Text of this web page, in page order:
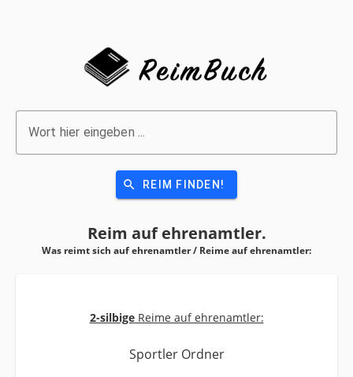
Wort hier eingeben ...
search REIM FINDEN!
Reim aufehrenamtler.
Was reimt sich auf ehrenamtler / Reime aufehrenamtler:
2-silbigeReime auf ehrenamtler:
Sportler Ordner